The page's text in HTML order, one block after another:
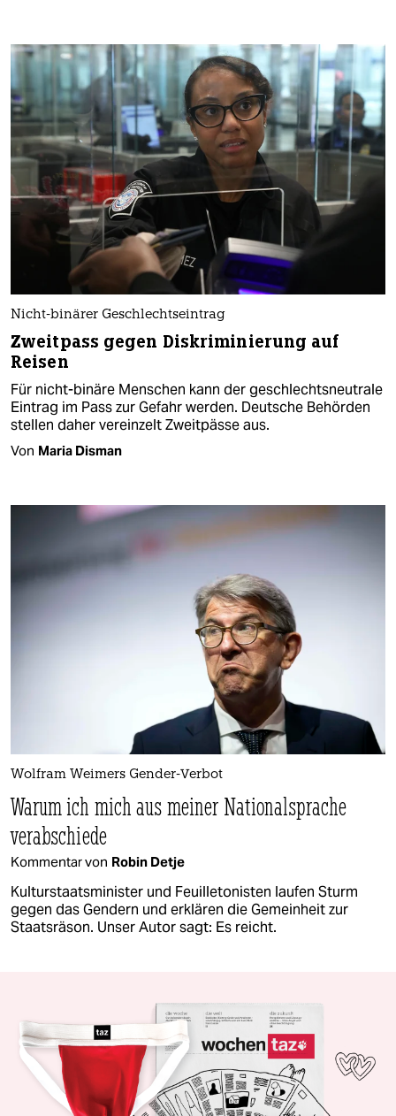
Nicht-binärer Geschlechtseintrag
Zweitpass gegen Diskriminierung auf
Reisen
Für nicht-binäre Menschen kann der geschlechtsneutrale
Eintrag im Pass zur Gefahr werden. Deutsche Behörden
stellen daher vereinzelt Zweitpässe aus.
Von Maria Disman
Wolfram Weimers Gender-Verbot
Warum ich mich aus meiner Nationalsprache
verabschiede
Kommentar von Robin Detje
Kulturstaatsminister und Feuilletonisten laufen Sturm
gegen das Gendern und erklären die Gemeinheit zur
Staatsräson. Unser Autor sagt: Es reicht.